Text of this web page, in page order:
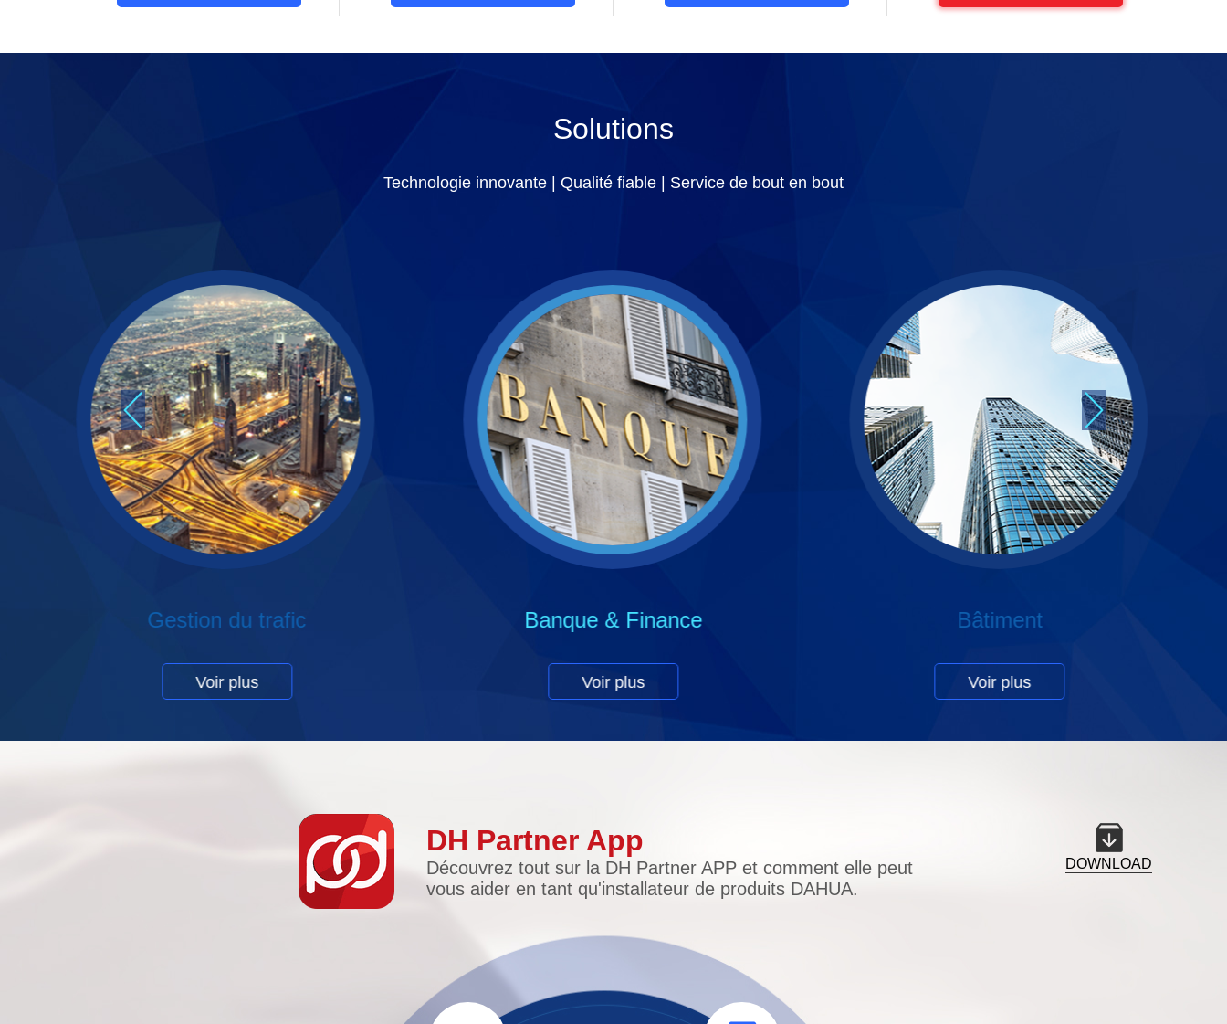
Solutions
Technologie innovante | Qualité fiable | Service de bout en bout
Banque & Finance
Voir plus
Bâtiment
Voir plus
Commerce de détail
Voir plus
DOWNLOAD
DH Partner App
Découvrez tout sur la DH Partner APP et comment elle peut
vous aider en tant qu'installateur de produits DAHUA.